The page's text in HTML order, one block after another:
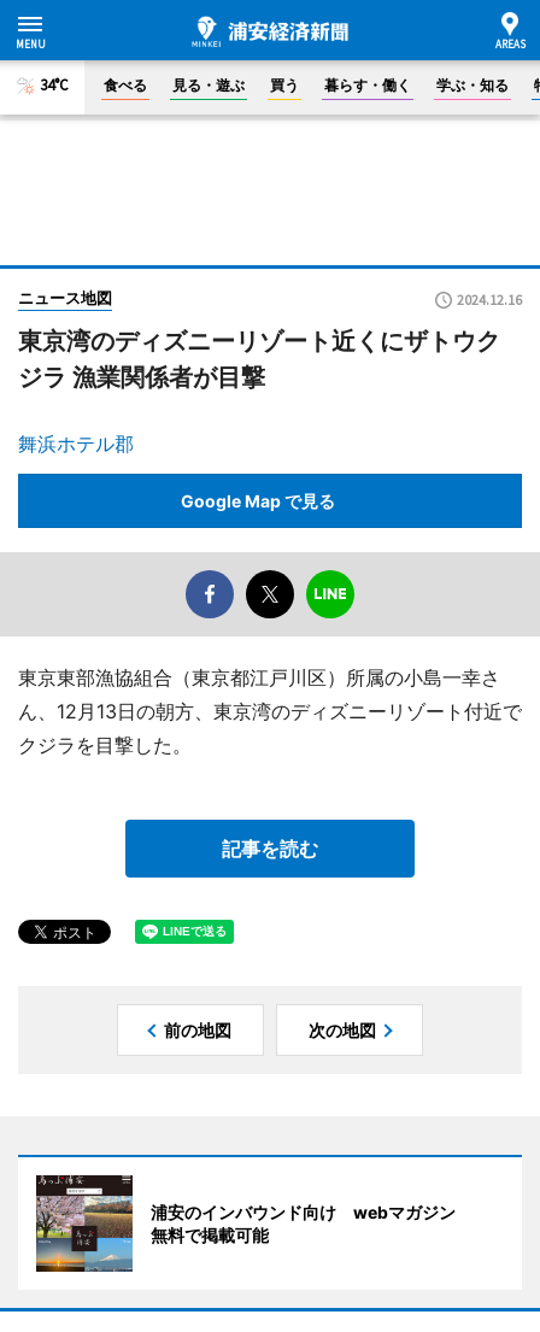
34°C 食べる 見る・遊ぶ 買う 暮らす・働く 学ぶ・知る
ニュース地図 2024.12.16
東京湾のディズニーリゾート近くにザトウク
ジラ 漁業関係者が目撃
舞浜ホテル郡
Google Map で見る
東京東部漁協組合（東京都江戸川区）所属の小島一幸さ
ん、12月13日の朝方、東京湾のディズニーリゾート付近で
クジラを目撃した。
記事を読む
前の地図 次の地図
浦安のインバウンド向け webマガジン
無料で掲載可能